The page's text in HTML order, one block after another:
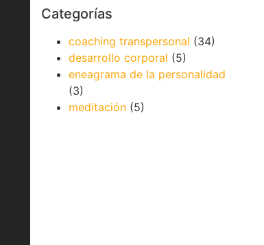
Categorías
coaching transpersonal (34)
desarrollo corporal (5)
eneagrama de la personalidad
(3)
meditación (5)